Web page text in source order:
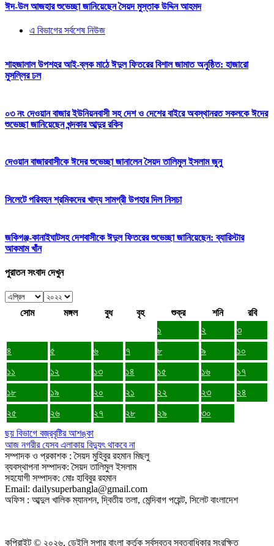
ঈদ-উল আজহার শুভেচ্ছা জানিয়েছেন সৈয়দ মুস্তাক উদ্দিন আহমদ
এ বিভাগের সর্বশেষ নিউজ
শাহজালাল উপশহর আই-ব্লক মাঠে ঈদুল ফিতরের বিশাল জামাত অনুষ্ঠিত: হাজারো
মুসল্লির ঢল
০৩ নং দেওয়ান বাজার ইউনিয়নবাসী সহ দেশ ও দেশের বাইরে অবস্থানরত সকলকে ঈদের
শুভেচ্ছা জানিয়েছেন খন্দকার আব্দুর রকিব
দেওয়ান বাজারবাসীকে ঈদের শুভেচ্ছা জানালেন সৈয়দ তালিমুল ইসলাম জুনু
সিলেটে পরিবহন শ্রমিকদের খাদ্য সামগ্রী উপহার দিল নিসচা
জকিগঞ্জ-কানাইঘাটসহ দেশবাসীকে ঈদুল ফিতরের শুভেচ্ছা জানিয়েছেন: ব্যারিস্টার
আকমাম খাঁন
পুরাতন সংবাদ দেখুন
সোম মঙ্গল বুধ বৃহ শুক্র শনি
রবি
১
২
৩
৪
৫ ৬ ৭ ৮ ৯
১০
১১
১২ ১৩ ১৪ ১৫ ১৬
১৭
১৮
১৯ ২০ ২১ ২২ ২৩
২৪
২৫
২৬ ২৭ ২৮ ২৯
৩০
ছয় বিভাগে বজ্রবৃষ্টির আশঙ্কা
আজ নগরীর যেসব এলাকায় বিদ্যুৎ থাকবে না
সম্পাদক ও প্রকাশক : সৈয়দ মুহিবুর রহমান মিছলু
ব্যবস্থাপনা সম্পাদক: সৈয়দ তালিমুল ইসলাম
সহযোগী সম্পাদক: মোঃ হাবিবুর রহমান
Email: dailysuperbangla@gmail.com
অফিস : আব্দুল খালিক ম্যানশন, দ্বিতীয় তলা, মেন্দিবাগ পয়েন্ট, সিলেট বাংলাদেশ
কপিরাইট © ২০২৬, ডেইলি সুপার বাংলা কর্তৃক সর্বস্বত্ব স্বত্বাধিকার সংরক্ষিত